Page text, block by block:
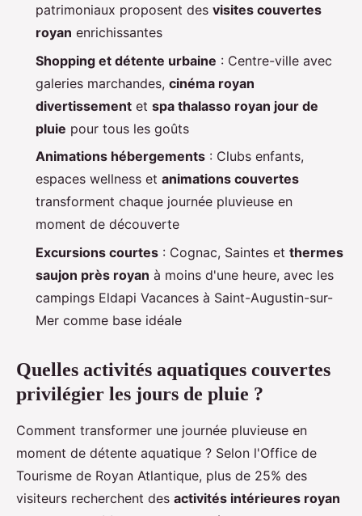
patrimoniaux proposent des visites couvertes
royan enrichissantes
Shopping et détente urbaine : Centre-ville avec
galeries marchandes, cinéma royan
divertissement et spa thalasso royan jour de
pluie pour tous les goûts
Animations hébergements : Clubs enfants,
espaces wellness et animations couvertes
transforment chaque journée pluvieuse en
moment de découverte
Excursions courtes : Cognac, Saintes et thermes
saujon près royan à moins d'une heure, avec les
campings Eldapi Vacances à Saint-Augustin-sur-
Mer comme base idéale
Quelles activités aquatiques couvertes
privilégier les jours de pluie ?
Comment transformer une journée pluvieuse en
moment de détente aquatique ? Selon l'Office de
Tourisme de Royan Atlantique, plus de 25% des
visiteurs recherchent des activités intérieures royan